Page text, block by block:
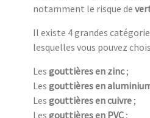
notamment le risque de
Il existe 4 grandes
lesquelles vous pouvez
Les gouttières en zinc;
Les gouttières en
Les gouttières en cuivre;
Les gouttières en PVC ;